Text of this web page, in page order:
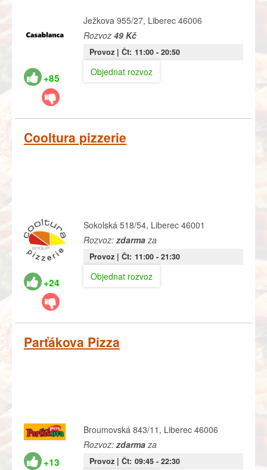
+85
Ježkova 955/27, Liberec 46006
Rozvoz 49 Kč
Provoz | Čt: 11:00- 20:50
Objednat rozvoz
Cooltura pizzerie
+24
Sokolská 518/54, Liberec 46001
Rozvoz: zdarmaza
Provoz | Čt: 11:00- 21:30
Objednat rozvoz
Parťákova Pizza
+13
Broumovská 843/11, Liberec 46006
Rozvoz:zdarmaza
Provoz | Čt: 09:45- 22:30